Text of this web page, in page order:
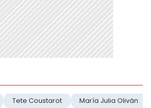
Tete Coustarot María Julia Oliván